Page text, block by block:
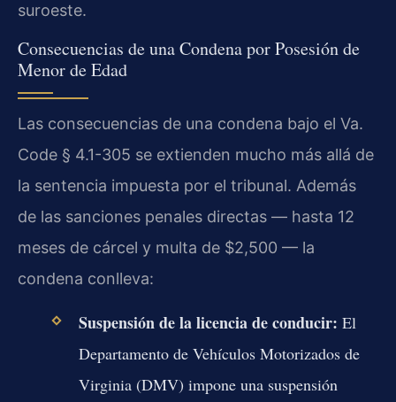
suroeste.
Consecuencias de una Condena por Posesión de
Menor de Edad
Las consecuencias de una condena bajo el Va.
Code § 4.1-305 se extienden mucho más allá de
la sentencia impuesta por el tribunal. Además
de las sanciones penales directas — hasta 12
meses de cárcel y multa de $2,500 — la
condena conlleva:
Suspensión de la licencia de conducir: El
Departamento de Vehículos Motorizados de
Virginia (DMV) impone una suspensión